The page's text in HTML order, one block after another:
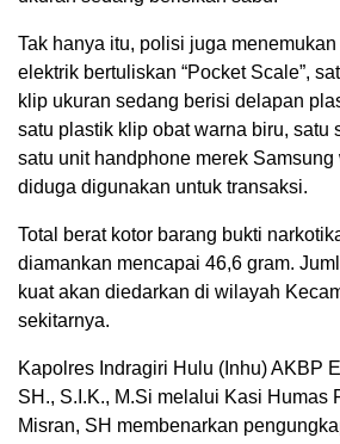
Tak hanya itu, polisi juga
elektrik bertuliskan “Pocket Scale”,
klip ukuran sedang berisi delapan
satu plastik klip obat warna biru, satu
satu unit handphone merek Samsung
diduga digunakan untuk transaksi.
Total berat kotor barang bukti
diamankan mencapai 46,6 gram.
kuat akan diedarkan di wilayah
sekitarnya.
Kapolres Indragiri Hulu (Inhu) AKBP
SH., S.I.K., M.Si melalui Kasi Humas
Misran, SH membenarkan